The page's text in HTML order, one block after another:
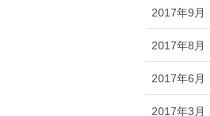
2017年9月
2017年8月
2017年6月
2017年3月